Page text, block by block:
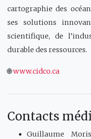
cartographie des
ses solutions
scientifique, de
durable des ressources.
🌐www.cidco.ca
Contacts
Guillaume